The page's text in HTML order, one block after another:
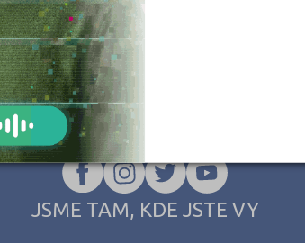
JSME TAM, KDE JSTE VY